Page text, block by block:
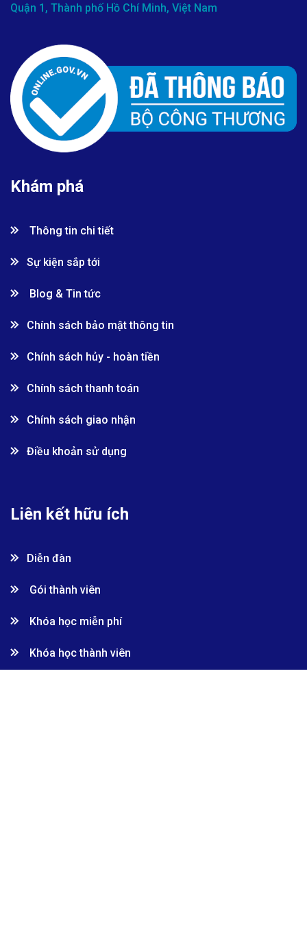
Quận 1, Thành phố Hồ Chí Minh, Việt Nam
Khám phá
Thông tin chi tiết
Sự kiện sắp tới
Blog & Tin tức
Chính sách bảo mật thông tin
Chính sách hủy - hoàn tiền
Chính sách thanh toán
Chính sách giao nhận
Điều khoản sử dụng
Liên kết hữu ích
Diễn đàn
Gói thành viên
Khóa học miễn phí
Khóa học thành viên